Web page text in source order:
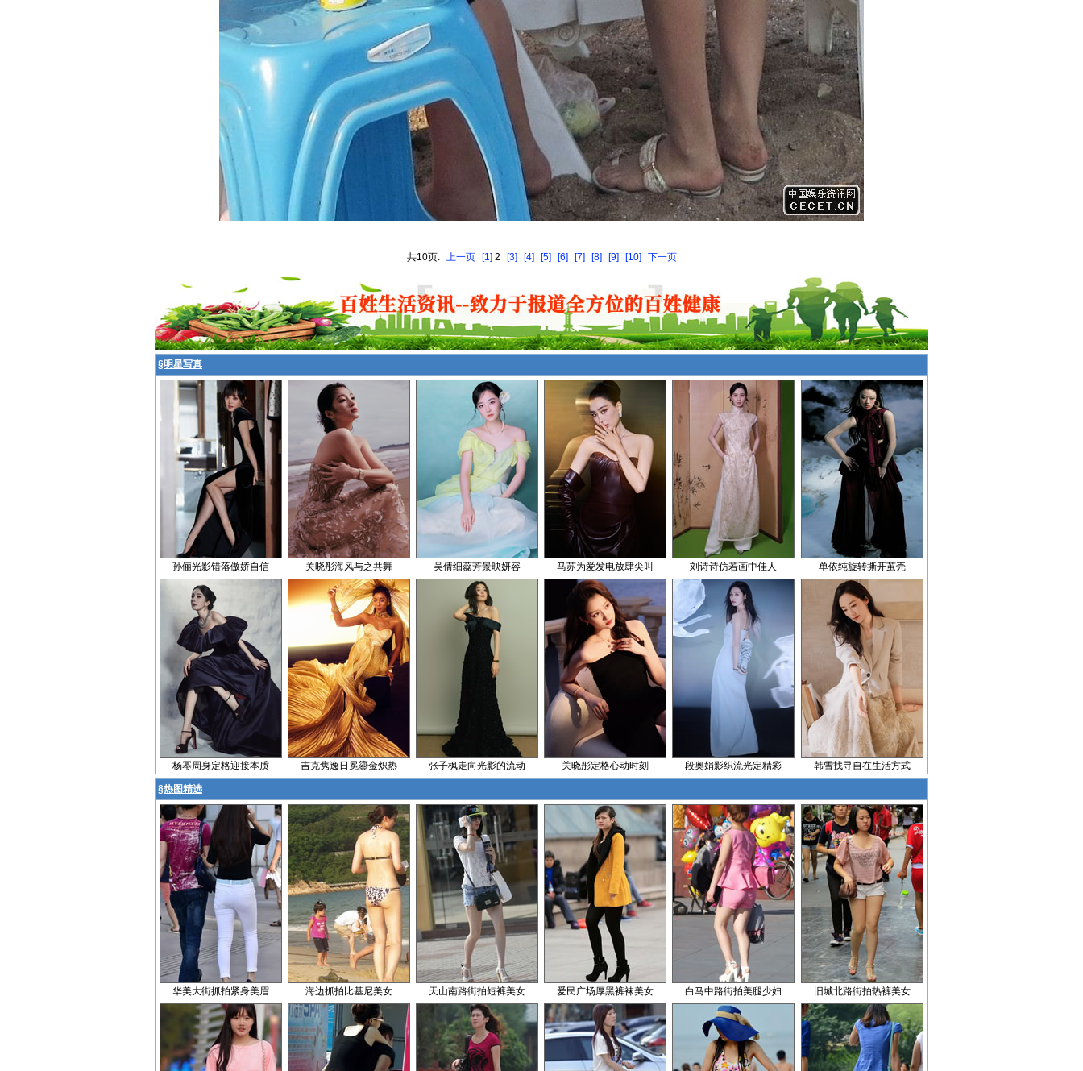
共10页: 上一页 [1] 2 [3] [4] [5] [6] [7] [8] [9] [10] 下一页
§明星写真
孙俪光影错落傲娇自信 关晓彤海风与之共舞 吴倩细蕊芳景映妍容 马苏为爱发电放肆尖叫 刘诗诗仿若画中佳人 单依纯旋转撕开茧壳
杨幂周身定格迎接本质 吉克隽逸日冕鎏金炽热 张子枫走向光影的流动 关晓彤定格心动时刻 段奥娟影织流光定精彩 韩雪找寻自在生活方式
§热图精选
华美大街抓拍紧身美眉 海边抓拍比基尼美女 天山南路街拍短裤美女 爱民广场厚黑裤袜美女 白马中路街拍美腿少妇 旧城北路街拍热裤美女